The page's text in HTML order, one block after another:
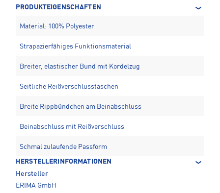
PRODUKTEIGENSCHAFTEN
Material: 100% Polyester
Strapazierfähiges Funktionsmaterial
Breiter, elastischer Bund mit Kordelzug
Seitliche Reißverschlusstaschen
Breite Rippbündchen am Beinabschluss
Beinabschluss mit Reißverschluss
Schmal zulaufende Passform
HERSTELLERINFORMATIONEN
Hersteller
ERIMA GmbH